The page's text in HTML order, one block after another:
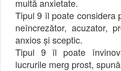
multă anxietate.
Tipul 9 îl poate considera
neîncrezător, acuzator,
anxios și sceptic.
Tipul 9 îl poate
lucrurile merg prost,